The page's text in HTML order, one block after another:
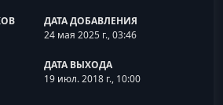
ДАТА ДОБАВЛЕНИЯ
24 мая 2025 г., 03:46
ДАТА ВЫХОДА
19 июл. 2018 г., 10:00